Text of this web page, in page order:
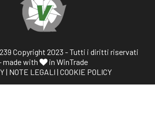
Copyright 2023 - Tutti i diritti riservati
made with
in WinTrade
| NOTE LEGALI | COOKIE POLICY